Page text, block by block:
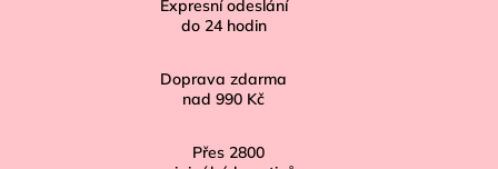
Expresní odeslání
do 24 hodin
Doprava zdarma
nad 990 Kč
Přes 2800